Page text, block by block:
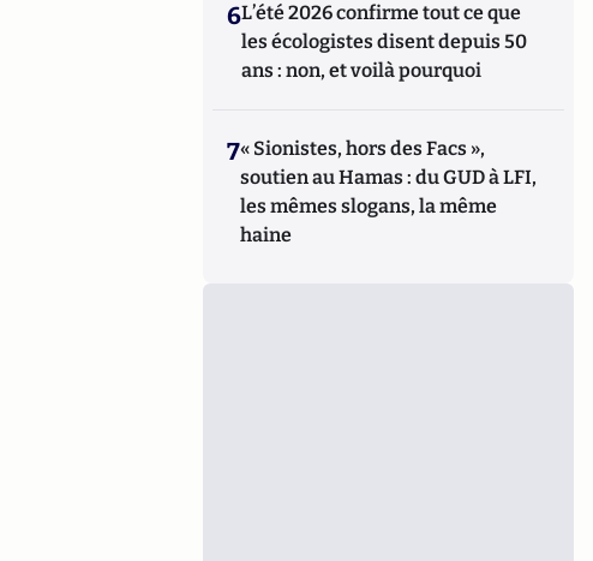
6L’été 2026 confirme tout ce que
les écologistes disent depuis 50
ans : non, et voilà pourquoi
7« Sionistes, hors des Facs »,
soutien au Hamas : du GUD à LFI,
les mêmes slogans, la même
haine